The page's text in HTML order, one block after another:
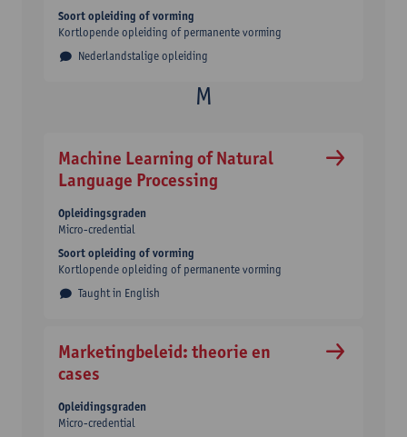
Nederlandstalige opleiding
Soort opleiding of vorming
Kortlopende opleiding of permanente vorming
Machine Learning of Natural
Language Processing
Taught in English
Opleidingsgraden
Micro-credential
Soort opleiding of vorming
Kortlopende opleiding of permanente vorming
Marketingbeleid: theorie en
cases
Opleidingsgraden
Micro-credential